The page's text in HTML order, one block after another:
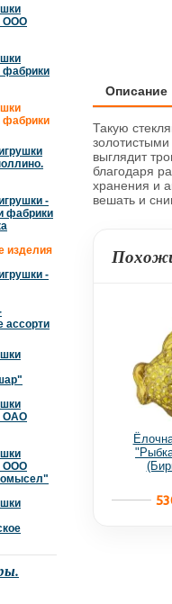
Описание
Такую
выглядит
благодаря
хранения и
вешать и
ООО
фабрики
фабрики
-
фабрики
изделия
-
ассорти
ОАО
ООО